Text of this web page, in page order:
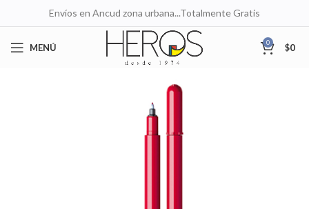
Envíos en Ancud zona urbana...Totalmente Gratis
MENÚ 0 $0